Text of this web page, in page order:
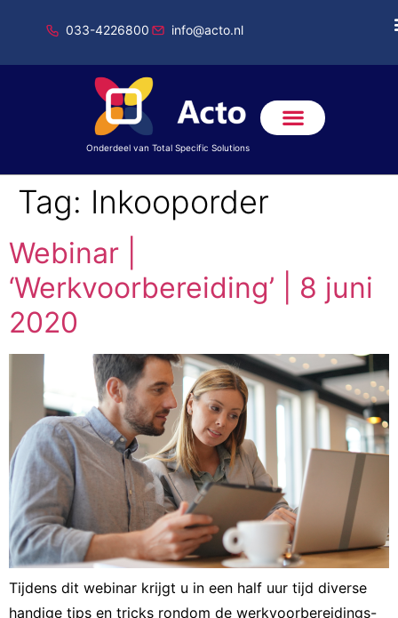
033-4226800 info@acto.nl
Onderdeel van Total Specific Solutions
Tag: Inkooporder
Webinar |
‘Werkvoorbereiding’ | 8 juni
2020
Tijdens dit webinar krijgt u in een half uur tijd diverse
handige tips en tricks rondom de werkvoorbereidings-